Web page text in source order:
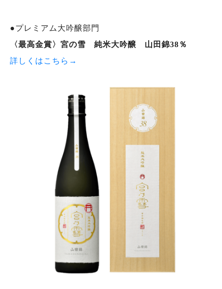
●プレミアム大吟醸部門
〈最高金賞〉宮の雪 純米大吟醸 山田錦38％
詳しくはこちら→